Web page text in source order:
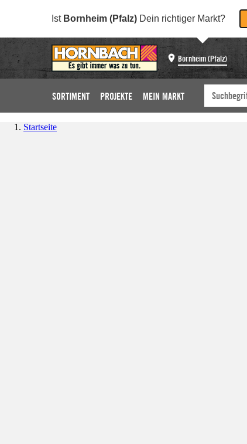
Ist Bornheim (Pfalz) Dein richtiger Markt?
Bornheim (Pfalz)
SORTIMENT PROJEKTE MEIN MARKT
Startseite